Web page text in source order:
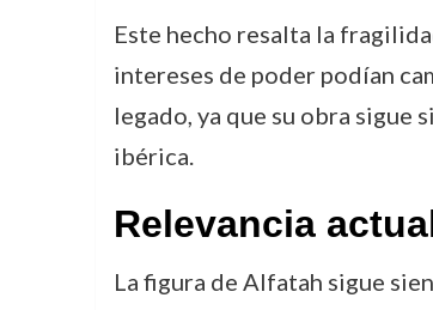
Este hecho resalta la
intereses de poder podían
legado, ya que su obra sigue
ibérica.
Relevancia
La figura de Alfatah sigue